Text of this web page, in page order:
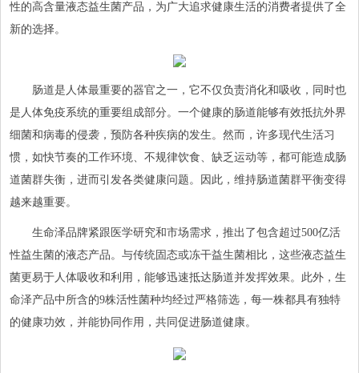
性的高含量液态益生菌产品，为广大追求健康生活的消费者提供了全
新的选择。
肠道是人体最重要的器官之一，它不仅负责消化和吸收，同时也
是人体免疫系统的重要组成部分。一个健康的肠道能够有效抵抗外界
细菌和病毒的侵袭，预防各种疾病的发生。然而，许多现代生活习
惯，如快节奏的工作环境、不规律饮食、缺乏运动等，都可能造成肠
道菌群失衡，进而引发各类健康问题。因此，维持肠道菌群平衡变得
越来越重要。
生命泽品牌紧跟医学研究和市场需求，推出了包含超过500亿活
性益生菌的液态产品。与传统固态或冻干益生菌相比，这些液态益生
菌更易于人体吸收和利用，能够迅速抵达肠道并发挥效果。此外，生
命泽产品中所含的9株活性菌种均经过严格筛选，每一株都具有独特
的健康功效，并能协同作用，共同促进肠道健康。